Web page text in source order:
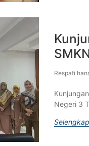
Respati
Negeri 3